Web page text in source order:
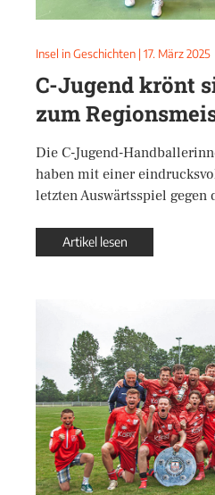
Insel in Geschichten | 17. März 2025
C-Jugend krönt
zum
Die C-Jugend-
haben mit einer
letzten Auswärtsspiel gegen
Artikel lesen